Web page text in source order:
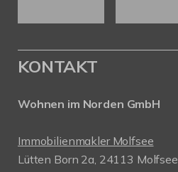
KONTAKT
Wohnen im Norden GmbH
Immobilienmakler Molfsee
Lütten Born 2a, 24113 Molfsee